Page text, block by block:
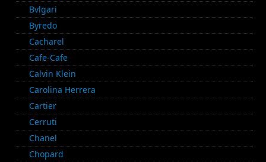
Bvlgari
Byredo
Cacharel
Cafe-Cafe
Calvin Klein
Carolina Herrera
Cartier
Cerruti
Chanel
Chopard